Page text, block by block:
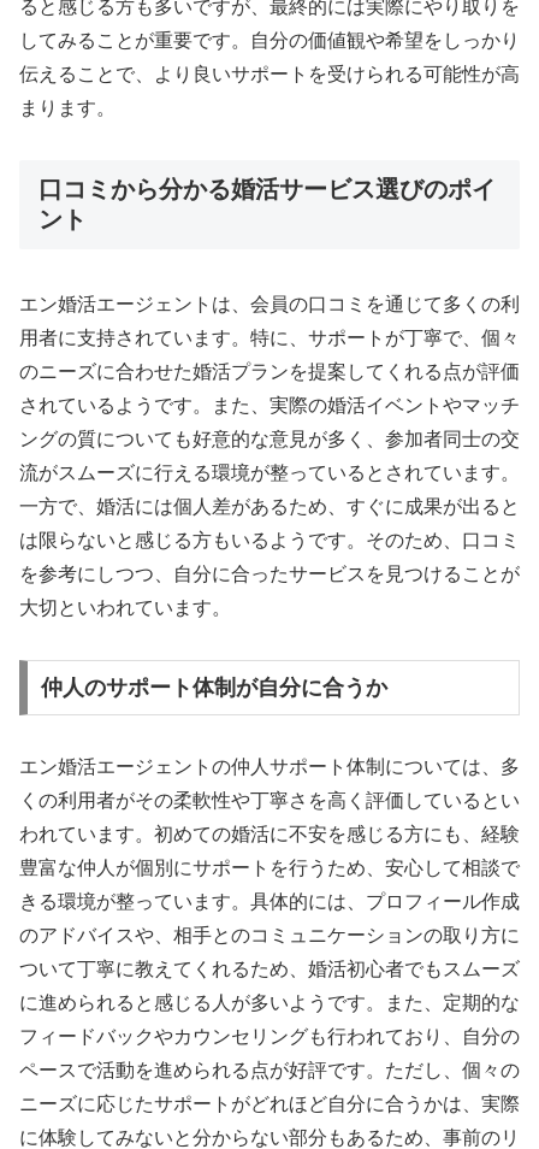
ると感じる方も多いですが、最終的には実際にやり取りを
してみることが重要です。自分の価値観や希望をしっかり
伝えることで、より良いサポートを受けられる可能性が高
まります。
口コミから分かる婚活サービス選びのポイ
ント
エン婚活エージェントは、会員の口コミを通じて多くの利
用者に支持されています。特に、サポートが丁寧で、個々
のニーズに合わせた婚活プランを提案してくれる点が評価
されているようです。また、実際の婚活イベントやマッチ
ングの質についても好意的な意見が多く、参加者同士の交
流がスムーズに行える環境が整っているとされています。
一方で、婚活には個人差があるため、すぐに成果が出ると
は限らないと感じる方もいるようです。そのため、口コミ
を参考にしつつ、自分に合ったサービスを見つけることが
大切といわれています。
仲人のサポート体制が自分に合うか
エン婚活エージェントの仲人サポート体制については、多
くの利用者がその柔軟性や丁寧さを高く評価しているとい
われています。初めての婚活に不安を感じる方にも、経験
豊富な仲人が個別にサポートを行うため、安心して相談で
きる環境が整っています。具体的には、プロフィール作成
のアドバイスや、相手とのコミュニケーションの取り方に
ついて丁寧に教えてくれるため、婚活初心者でもスムーズ
に進められると感じる人が多いようです。また、定期的な
フィードバックやカウンセリングも行われており、自分の
ペースで活動を進められる点が好評です。ただし、個々の
ニーズに応じたサポートがどれほど自分に合うかは、実際
に体験してみないと分からない部分もあるため、事前のリ